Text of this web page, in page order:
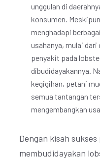
unggulan di
konsumen.
menghadapi
usahanya, mulai dari
penyakit pada
dibudidayakannya.
kegigihan, petani
semua tantangan
mengembangkan
Dengan kisah
membudidayakan